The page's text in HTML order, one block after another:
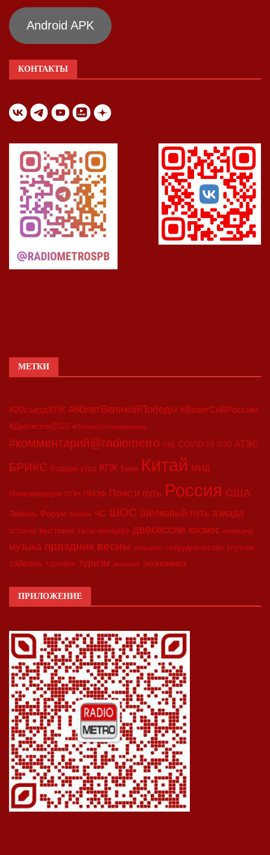
Android APK
КОНТАКТЫ
МЕТКИ
#20съездКПК #80летВеликойПобеды #ВизитСиВРоссию
#Двесессии2023 #Петербургскийдневник
#комментарий@radiometro CIIE COVID-19 G20 АТЭС
БРИКС Бодрое утро КПК Кино Китай МИД
Минкоммерции ООН ПМЭФ Пояс и путь Россия США
Тайвань Форум Харбин ЧС ШОС Шёлковый путь азиада
встреча выставка гала-концерт двесессии космос медицина
музыка праздник весны синьцзян сотрудничество спутник
тайвань торговля туризм экология экономика
ПРИЛОЖЕНИЕ